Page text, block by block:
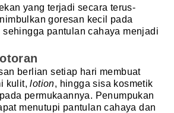
yang terjadi secara terus-
goresan kecil pada
sehingga pantulan cahaya menjadi
berlian setiap hari membuat
kulit,lotion, hingga sisa kosmetik
permukaannya. Penumpukan
menutupi pantulan cahaya dan